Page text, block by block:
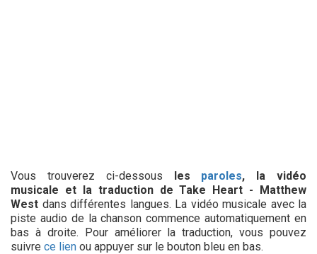
Vous trouverez ci-dessous les paroles, la vidéo
musicale et la traduction de Take Heart - Matthew
West dans différentes langues. La vidéo musicale avec la
piste audio de la chanson commence automatiquement en
bas à droite. Pour améliorer la traduction, vous pouvez
suivre ce lien ou appuyer sur le bouton bleu en bas.